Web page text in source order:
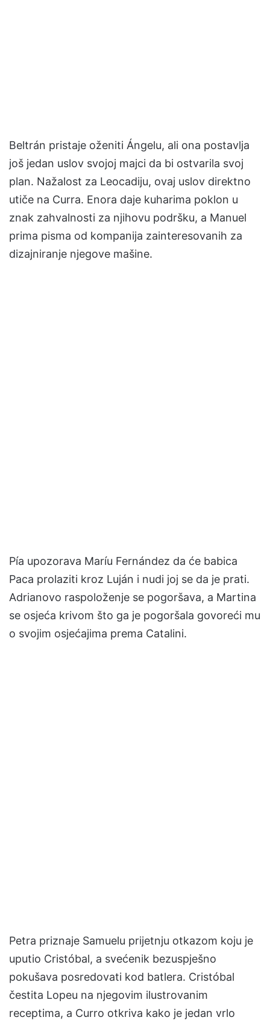
Beltrán pristaje oženiti Ángelu, ali ona postavlja
još jedan uslov svojoj majci da bi ostvarila svoj
plan. Nažalost za Leocadiju, ovaj uslov direktno
utiče na Curra. Enora daje kuharima poklon u
znak zahvalnosti za njihovu podršku, a Manuel
prima pisma od kompanija zainteresovanih za
dizajniranje njegove mašine.
Pía upozorava Maríu Fernández da će babica
Paca prolaziti kroz Luján i nudi joj se da je prati.
Adrianovo raspoloženje se pogoršava, a Martina
se osjeća krivom što ga je pogoršala govoreći mu
o svojim osjećajima prema Catalini.
Petra priznaje Samuelu prijetnju otkazom koju je
uputio Cristóbal, a svećenik bezuspješno
pokušava posredovati kod batlera. Cristóbal
čestita Lopeu na njegovim ilustrovanim
receptima, a Curro otkriva kako je jedan vrlo